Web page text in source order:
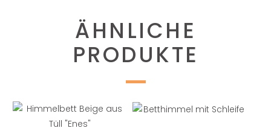
ÄHNLICHE
PRODUKTE